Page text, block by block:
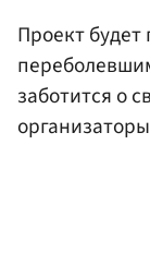
Проект
заботится о